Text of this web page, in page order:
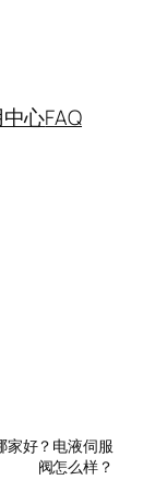
心FAQ
家好？电液伺服
阀怎么样？